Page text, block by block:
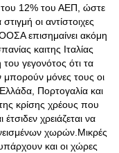
του 12% του ΑΕΠ, ώστε
οι αντίστοιχες
επισημαίνει ακόμη
καιτης Ιταλίας
γεγονότος ότι τα
μπορούν μόνες τους οι
Πορτογαλία και
κρίσης χρέους που
χρειάζεται να
χωρών.Μικρές
και οι χώρες